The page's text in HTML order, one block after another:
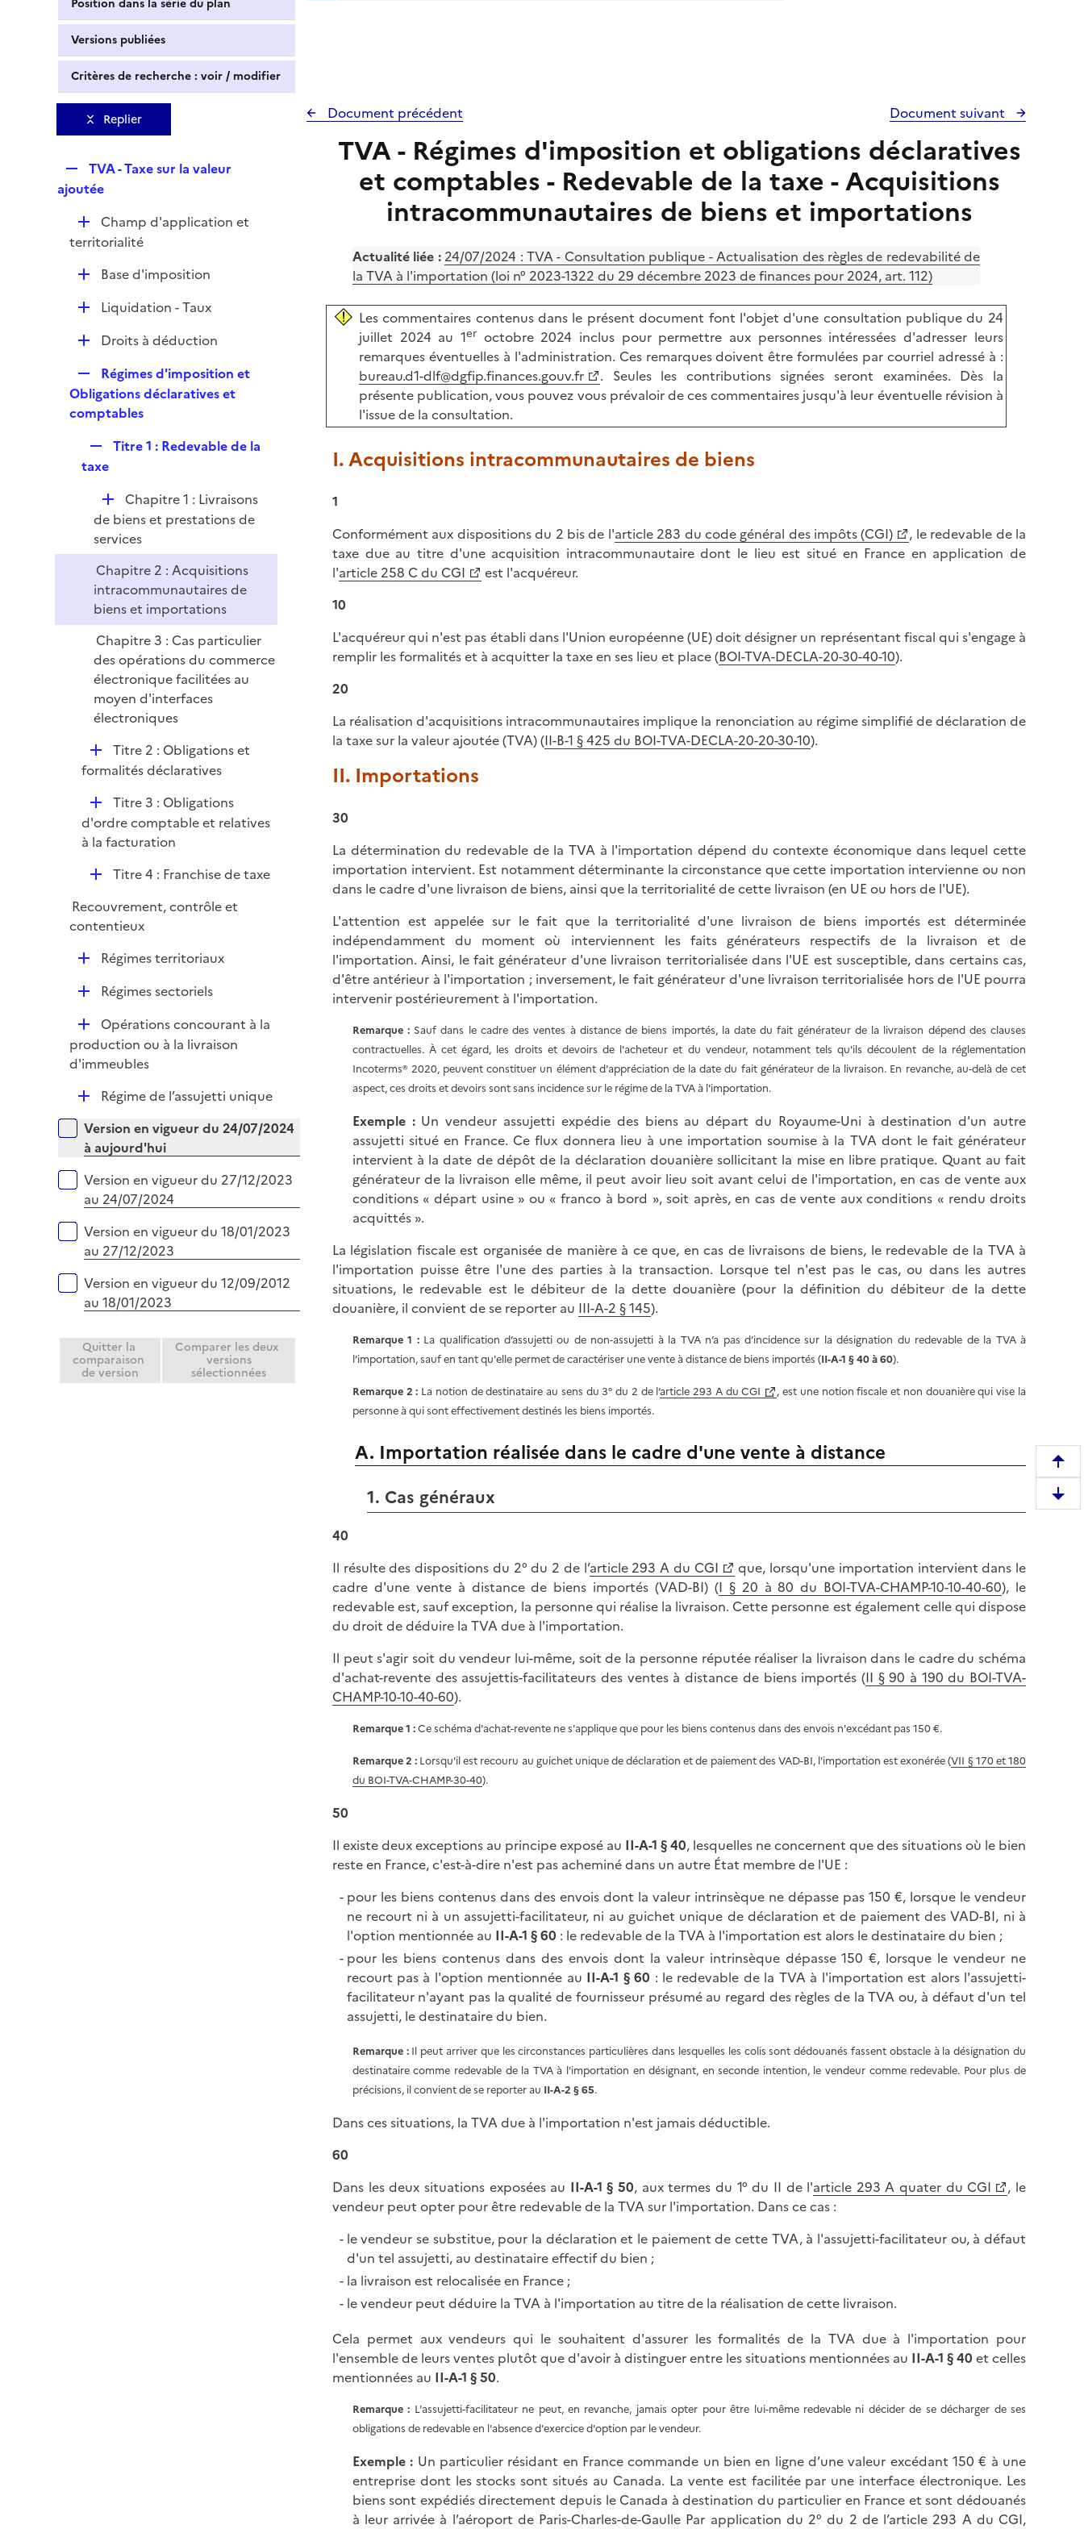
Position dans la série du plan
Versions publiées
Critères de recherche : voir / modifier
Replier
e
l
i
e
r
TVA - Taxe sur la valeur
ajoutée
D
é
Champ d'application et
territorialité
D
r
Base d'imposition
D
i
e
r
Liquidation - Taux
D
l
i
Droits à déduction
e
p
i
e
Régimes d'imposition et
Obligations déclaratives et
comptables
e
l
i
e
r
Titre 1 : Redevable de la
taxe
D
é
p
l
i
e
r
Chapitre 1 : Livraisons
de biens et prestations de
services
Chapitre 2 : Acquisitions
intracommunautaires de
biens et importations
Chapitre 3 : Cas particulier
des opérations du commerce
électronique facilitées au
moyen d'interfaces
électroniques
D
é
i
e
Titre 2 : Obligations et
formalités déclaratives
D
é
p
r
Titre 3 : Obligations
d'ordre comptable et relatives
à la facturation
D
p
l
i
r
Titre 4 : Franchise de taxe
Recouvrement, contrôle et
contentieux
D
e
r
Régimes territoriaux
D
l
i
Régimes sectoriels
D
é
p
e
r
Opérations concourant à la
production ou à la livraison
d'immeubles
D
p
l
i
r
Régime de l’assujetti unique
Versions sur la période
Version en vigueur du 24/07/2024
à aujourd'hui
Version en vigueur du 27/12/2023
au 24/07/2024
Version en vigueur du 18/01/2023
au 27/12/2023
Version en vigueur du 12/09/2012
au 18/01/2023
Quitter la
comparaison
de version
Comparer les deux
versions
sélectionnées
Document précédent Document suivant
TVA - Régimes d'imposition et obligations déclaratives
et comptables - Redevable de la taxe - Acquisitions
intracommunautaires de biens et importations
Actualité liée : 24/07/2024 : TVA - Consultation publique - Actualisation des règles de redevabilité de
la TVA à l'importation (loi n° 2023-1322 du 29 décembre 2023 de finances pour 2024, art. 112)
Les commentaires contenus dans le présent document font l'objet d'une consultation publique du 24
juillet 2024 au 1er octobre 2024 inclus pour permettre aux personnes intéressées d'adresser leurs
remarques éventuelles à l'administration. Ces remarques doivent être formulées par courriel adressé à :
bureau.d1-dlf@dgfip.finances.gouv.fr
. Seules les contributions signées seront examinées. Dès la
présente publication, vous pouvez vous prévaloir de ces commentaires jusqu'à leur éventuelle révision à
l'issue de la consultation.
I. Acquisitions intracommunautaires de biens
1
Conformément aux dispositions du 2 bis de l'article 283 du code général des impôts (CGI)
, le redevable de la
taxe due au titre d'une acquisition intracommunautaire dont le lieu est situé en France en application de
l'article 258 C du CGI
est l'acquéreur.
10
L'acquéreur qui n'est pas établi dans l'Union européenne (UE) doit désigner un représentant fiscal qui s'engage à
remplir les formalités et à acquitter la taxe en ses lieu et place (BOI-TVA-DECLA-20-30-40-10).
20
La réalisation d'acquisitions intracommunautaires implique la renonciation au régime simplifié de déclaration de
la taxe sur la valeur ajoutée (TVA) (II-B-1 § 425 du BOI-TVA-DECLA-20-20-30-10).
II. Importations
30
La détermination du redevable de la TVA à l'importation dépend du contexte économique dans lequel cette
importation intervient. Est notamment déterminante la circonstance que cette importation intervienne ou non
dans le cadre d'une livraison de biens, ainsi que la territorialité de cette livraison (en UE ou hors de l'UE).
L'attention est appelée sur le fait que la territorialité d'une livraison de biens importés est déterminée
indépendamment du moment où interviennent les faits générateurs respectifs de la livraison et de
l'importation. Ainsi, le fait générateur d'une livraison territorialisée dans l'UE est susceptible, dans certains cas,
d'être antérieur à l'importation ; inversement, le fait générateur d'une livraison territorialisée hors de l'UE pourra
intervenir postérieurement à l'importation.
Remarque : Sauf dans le cadre des ventes à distance de biens importés, la date du fait générateur de la livraison dépend des clauses
contractuelles. À cet égard, les droits et devoirs de l'acheteur et du vendeur, notamment tels qu'ils découlent de la réglementation
Incoterms® 2020, peuvent constituer un élément d'appréciation de la date du fait générateur de la livraison. En revanche, au-delà de cet
aspect, ces droits et devoirs sont sans incidence sur le régime de la TVA à l'importation.
Exemple :Un vendeur assujetti expédie des biens au départ du Royaume-Uni à destination d'un autre
assujetti situé en France. Ce flux donnera lieu à une importation soumise à la TVA dont le fait générateur
intervient à la date de dépôt de la déclaration douanière sollicitant la mise en libre pratique. Quant au fait
générateur de la livraison elle même, il peut avoir lieu soit avant celui de l'importation, en cas de vente aux
conditions « départ usine » ou « francoà bord », soit après, en cas de vente aux conditions « rendu droits
acquittés ».
La législation fiscale est organisée de manière à ce que, en cas de livraisons de biens, le redevable de la TVA à
l'importation puisse être l'une des parties à la transaction. Lorsque tel n'est pas le cas, ou dans les autres
situations, le redevable est le débiteur de la dette douanière (pour la définition du débiteur de la dette
douanière, il convient de se reporter au III-A-2 § 145).
Remarque 1 :La qualification d’assujetti ou de non-assujetti à la TVA n’a pas d’incidence sur la désignation du redevable de la TVA à
l’importation, sauf en tant qu'elle permet de caractériser une vente à distance de biens importés (II-A-1 § 40 à 60).
Remarque 2 : La notion de destinataire au sens du 3° du 2 de l’article 293 A du CGI
, est une notion fiscale et non douanière qui vise la
personne à qui sont effectivement destinés les biens importés.
A. Importation réalisée dans le cadre d'une vente à distance
1. Cas généraux
40
Il résulte des dispositions du 2° du 2 de l’article 293 A du CGI
que, lorsqu'une importation intervient dans le
cadre d'une vente à distance de biens importés (VAD-BI) (I § 20 à 80 du BOI-TVA-CHAMP-10-10-40-60), le
redevable est, sauf exception, la personne qui réalise la livraison. Cette personne est également celle qui dispose
du droit de déduire la TVA due à l'importation.
Il peut s'agir soit du vendeur lui-même, soit de la personne réputée réaliser la livraison dans le cadre du schéma
d'achat-revente des assujettis-facilitateurs des ventes à distance de biens importés (II § 90 à 190 du BOI-TVA-
CHAMP-10-10-40-60).
Remarque 1 :Ce schéma d'achat-revente ne s'applique que pour les biens contenus dans des envois n'excédant pas 150 €.
Remarque 2 : Lorsqu'il est recouru au guichet unique de déclaration et de paiement des VAD-BI, l'importation est exonérée (VII § 170 et 180
du BOI-TVA-CHAMP-30-40).
50
Il existe deux exceptions au principe exposé au II-A-1 § 40, lesquelles ne concernent que des situations où le bien
reste en France, c'est-à-dire n'est pas acheminé dans un autre État membre de l'UE :
pour les biens contenus dans des envois dont la valeur intrinsèque ne dépasse pas 150 €, lorsque le vendeur
ne recourt ni à un assujetti-facilitateur, ni au guichet unique de déclaration et de paiement des VAD-BI, ni à
l'option mentionnée au II-A-1 § 60 : le redevable de la TVA à l'importation est alors le destinataire du bien ;
pour les biens contenus dans des envois dont la valeur intrinsèque dépasse 150 €, lorsque le vendeur ne
recourt pas à l'option mentionnée au II-A-1 § 60 : le redevable de la TVA à l'importation est alors l'assujetti-
facilitateur n'ayant pas la qualité de fournisseur présumé au regard des règles de la TVA ou, à défaut d'un tel
assujetti, le destinataire du bien.
Remarque :Il peut arriver que les circonstances particulières dans lesquelles les colis sont dédouanés fassent obstacle à la désignation du
destinataire comme redevable de la TVA à l'importation en désignant, en seconde intention, le vendeur comme redevable. Pour plus de
précisions, il convient de se reporter au II-A-2 § 65.
Dans ces situations, la TVA due à l'importation n'est jamais déductible.
60
Dans les deux situations exposées au II-A-1 § 50, aux termes du 1° du II de l'article 293 A quater du CGI
, le
vendeur peut opter pour être redevable de la TVA sur l'importation. Dans cecas :
le vendeur se substitue, pour la déclaration et le paiement de cette TVA, à l'assujetti-facilitateur ou, à défaut
d'un tel assujetti, au destinataire effectif du bien ;
la livraison est relocalisée en France ;
le vendeur peut déduire la TVA à l'importation au titre de la réalisation de cette livraison.
Cela permet aux vendeurs qui le souhaitent d'assurer les formalités de la TVA due à l'importation pour
l'ensemble de leurs ventes plutôt que d'avoir à distinguer entre les situations mentionnées au II-A-1 § 40 et celles
mentionnées au II-A-1 § 50.
Remarque : L'assujetti-facilitateur ne peut, en revanche, jamais opter pour être lui-même redevable ni décider de se décharger de ses
obligations de redevable en l'absence d'exercice d'option par le vendeur.
Exemple : Un particulier résidant en France commande un bien en ligne d’une valeur excédant 150 € à une
entreprise dont les stocks sont situés au Canada. La vente est facilitée par une interface électronique. Les
biens sont expédiés directement depuis le Canada à destination du particulier en France et sont dédouanés
à leur arrivée à l’aéroport de Paris-Charles-de-Gaulle Par application du 2° du 2 de l’article 293 A du CGI,
e
m
D